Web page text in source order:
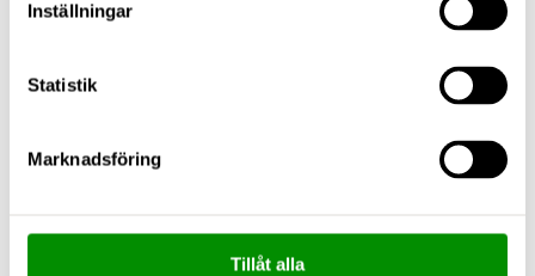
Inställningar
Statistik
Marknadsföring
Tillåt alla